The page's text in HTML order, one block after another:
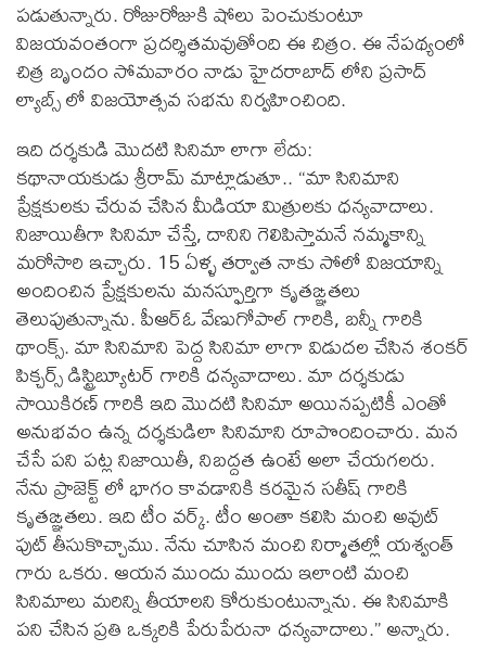
పడుతున్నారు. రోజురోజుకి షోలు పెంచుకుంటూ
విజయవంతంగా ప్రదర్శితమవుతోంది ఈ చిత్రం. ఈ నేపథ్యంలో
చిత్ర బృందం సోమవారం నాడు హైదరాబాద్ లోని ప్రసాద్
ల్యాబ్స్ లో విజయోత్సవ సభను నిర్వహించింది.
ఇది దర్శకుడి మొదటి సినిమా లాగా లేదు:
కథానాయకుడు శ్రీరామ్ మాట్లాడుతూ.. “మా సినిమాని
ప్రేక్షకులకు చేరువ చేసిన మీడియా మిత్రులకు ధన్యవాదాలు.
నిజాయితీగా సినిమా చేస్తే, దానిని గెలిపిస్తామనే నమ్మకాన్ని
మరోసారి ఇచ్చారు. 15 ఏళ్ళ తర్వాత నాకు సోలో విజయాన్ని
అందించిన ప్రేక్షకులను మనస్ఫూర్తిగా కృతఙ్ఞతలు
తెలుపుతున్నాను. పీఆర్ఓ వేణుగోపాల్ గారికి, బన్నీ గారికి
థాంక్స్. మా సినిమాని పెద్ద సినిమా లాగా విడుదల చేసిన శంకర్
పిక్చర్స్ డిస్ట్రిబ్యూటర్ గారికి ధన్యవాదాలు. మా దర్శకుడు
సాయికిరణ్ గారికి ఇది మొదటి సినిమా అయినప్పటికీ ఎంతో
అనుభవం ఉన్న దర్శకుడిలా సినిమాని రూపొందించారు. మన
చేసే పని పట్ల నిజాయితీ, నిబద్దత ఉంటే అలా చేయగలరు.
నేను ప్రాజెక్ట్ లో భాగం కావడానికి కరమైన సతీష్ గారికి
కృతఙ్ఞతలు. ఇది టీం వర్క్. టీం అంతా కలిసి మంచి అవుట్
పుట్ తీసుకొచ్చాము. నేను చూసిన మంచి నిర్మాతల్లో యశ్వంత్
గారు ఒకరు. ఆయన ముందు ముందు ఇలాంటి మంచి
సినిమాలు మరిన్ని తీయాలని కోరుకుంటున్నాను. ఈ సినిమాకి
పని చేసిన ప్రతి ఒక్కరికి పేరుపేరునా ధన్యవాదాలు.” అన్నారు.